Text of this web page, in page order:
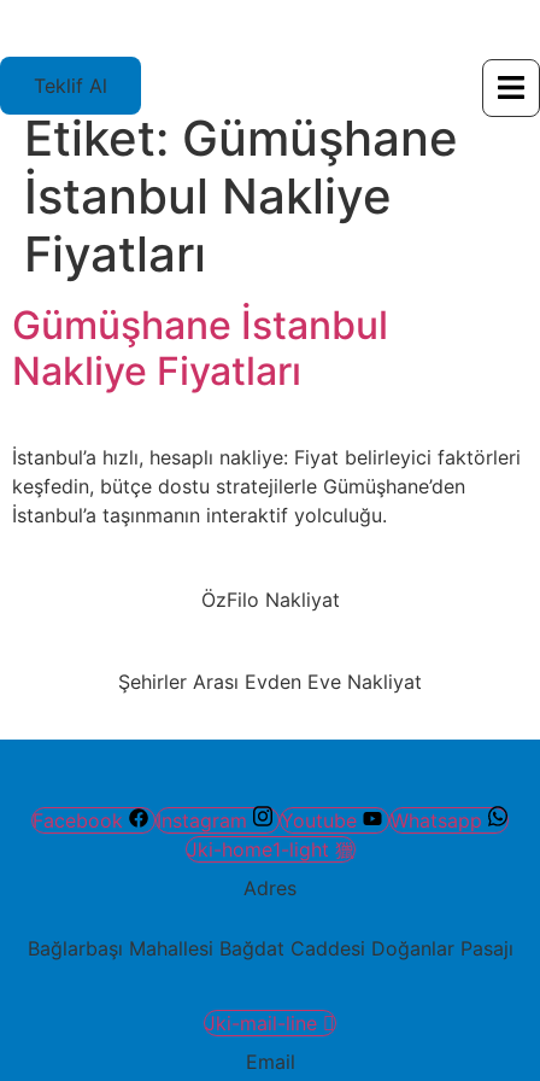
Teklif Al
Etiket: Gümüşhane
İstanbul Nakliye
Fiyatları
Gümüşhane İstanbul
Nakliye Fiyatları
İstanbul’a hızlı, hesaplı nakliye: Fiyat belirleyici faktörleri
keşfedin, bütçe dostu stratejilerle Gümüşhane’den
İstanbul’a taşınmanın interaktif yolculuğu.
ÖzFilo Nakliyat
Şehirler Arası Evden Eve Nakliyat
Facebook Instagram Youtube
Whatsapp
Jki-home1-light
Adres
Bağlarbaşı Mahallesi Bağdat Caddesi Doğanlar Pasajı
Jki-mail-line
Email